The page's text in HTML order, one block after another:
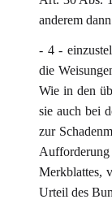
anderem
- 4 -
die
Wie in den
sie auch bei
zur
Merkblattes,
Urteil des